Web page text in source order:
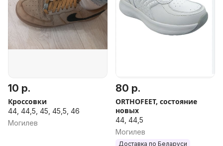
10 р.
Кроссовки
44, 44,5, 45, 45,5, 46
Могилев
80 р.
ORTHOFEET, состояние
новых
44, 44,5
Могилев
Доставка по Беларуси